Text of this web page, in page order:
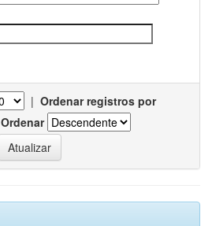
| Ordenar registros por
Ordenar